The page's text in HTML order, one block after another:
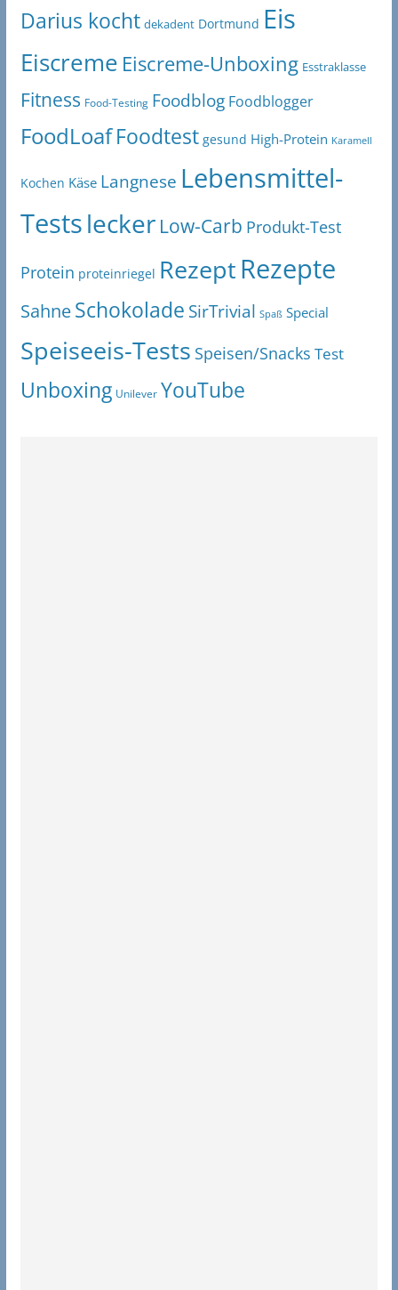
Darius kocht dekadent Dortmund Eis
Eiscreme Eiscreme-Unboxing Esstraklasse
Fitness Food-Testing Foodblog Foodblogger
FoodLoaf Foodtest gesund High-Protein Karamell
Kochen Käse Langnese Lebensmittel-
Testslecker Low-Carb Produkt-Test
Protein proteinriegel RezeptRezepte
SahneSchokolade SirTrivial Spaß Special
Speiseeis-Tests Speisen/Snacks Test
Unboxing Unilever YouTube